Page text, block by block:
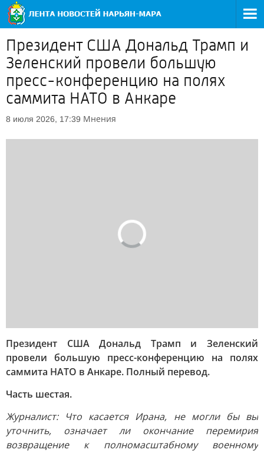
Президент США Дональд Трамп и
Зеленский провели большую
пресс-конференцию на полях
саммита НАТО в Анкаре
8 июля 2026, 17:39 Мнения
Президент США Дональд Трамп и Зеленский
провели большую пресс-конференцию на полях
саммита НАТО в Анкаре. Полный перевод.
Часть шестая.
Журналист: Что касается Ирана, не могли бы вы
уточнить, означает ли окончание перемирия
возвращение к полномасштабному военному